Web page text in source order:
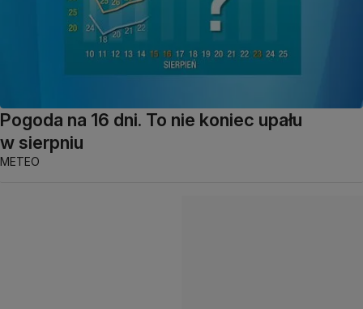
Pogoda na 16 dni. To nie koniec upału
w sierpniu
METEO